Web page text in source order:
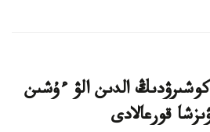
كوشىرۋدىڭ الدىن الۋ ءۇشىن
قورعالادى